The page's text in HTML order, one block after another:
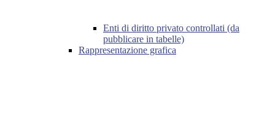
Enti di diritto privato controllati (da
pubblicare in tabelle)
Rappresentazione grafica